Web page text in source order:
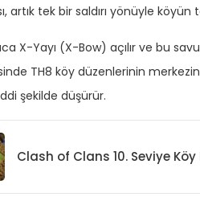
artık tek bir saldırı yönüyle
X-Yayı (X-Bow) açılır ve bu
TH8 köy düzenlerinin
şekilde düşürür.
Clash of Clans 10. Seviye